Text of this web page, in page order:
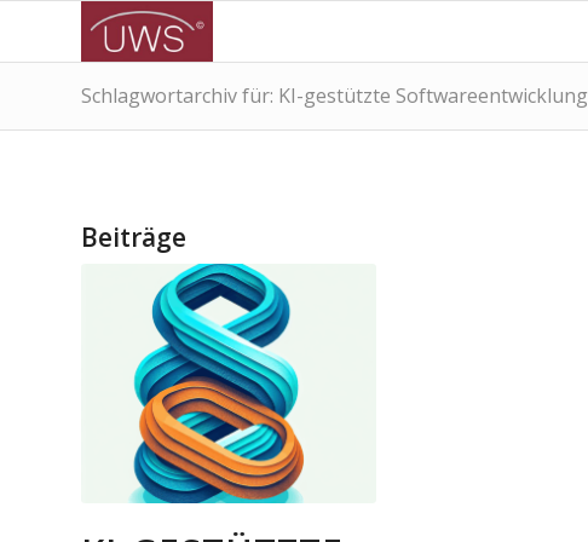
Schlagwortarchiv für: KI-gestützte Softwareentwicklung
Beiträge